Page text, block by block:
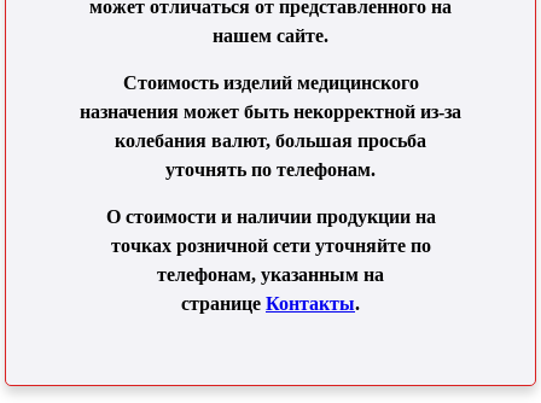
может отличаться от представленного на
нашем сайте.
Стоимость изделий медицинского
назначения может быть некорректной из-за
колебания валют, большая просьба
уточнять по телефонам.
О стоимости и наличии продукции на
точках розничной сети уточняйте по
телефонам, указанным на
странице Контакты.